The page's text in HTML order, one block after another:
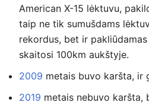
American X-15 lėktuvu,
taip ne tik sumušdams
rekordus, bet ir pakliūdamas
skaitosi 100km aukštyje.
2009 metais buvo karšta, ir
2019 metais nebuvo karšta,